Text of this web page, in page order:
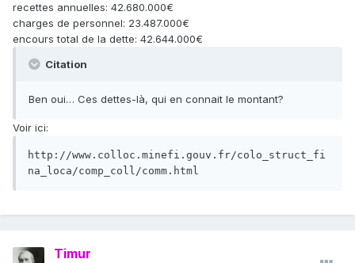
recettes annuelles: 42.680.000€
charges de personnel: 23.487.000€
encours total de la dette: 42.644.000€
Citation
Ben oui… Ces dettes-là, qui en connait le montant?
Voir ici:
http://www.colloc.minefi.gouv.fr/colo_struct_fi
na_loca/comp_coll/comm.html
Timur